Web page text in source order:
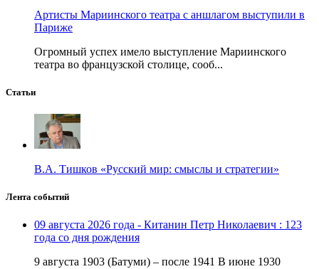
Артисты Мариинского театра с аншлагом выступили в
Париже
Огромный успех имело выступление Мариинского
театра во французской столице, сооб...
Статьи
В.А. Тишков «Русский мир: смыслы и стратегии»
Лента событий
09 августа 2026 года - Китанин Петр Николаевич : 123
года со дня рождения
9 августа 1903 (Батуми) – после 1941 В июне 1930